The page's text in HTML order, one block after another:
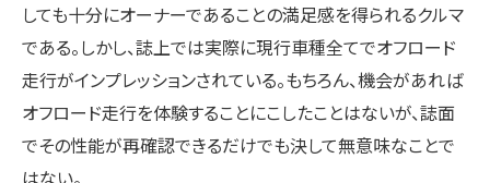
しても十分にオーナーであることの満足感を得られるクルマ
である。しかし、誌上では実際に現行車種全てでオフロード
走行がインプレッションされている。もちろん、機会があれば
オフロード走行を体験することにこしたことはないが、誌面
でその性能が再確認できるだけでも決して無意味なことで